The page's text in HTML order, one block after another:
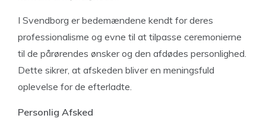
I Svendborg er bedemændene kendt for deres
professionalisme og evne til at tilpasse ceremonierne
til de pårørendes ønsker og den afdødes personlighed.
Dette sikrer, at afskeden bliver en meningsfuld
oplevelse for de efterladte.
Personlig Afsked